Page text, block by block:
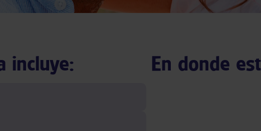
incluye: En donde